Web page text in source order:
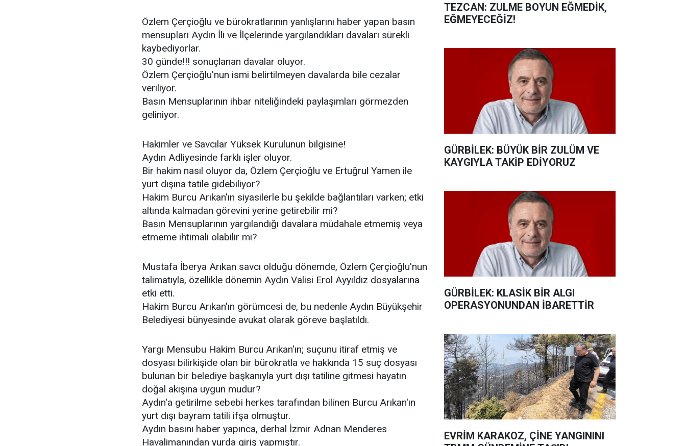
Özlem Çerçioğlu ve bürokratlarının yanlışlarını haber yapan basın
mensupları Aydın İli ve İlçelerinde yargılandıkları davaları sürekli
kaybediyorlar.
30 günde!!! sonuçlanan davalar oluyor.
Özlem Çerçioğlu'nun ismi belirtilmeyen davalarda bile cezalar
veriliyor.
Basın Mensuplarının ihbar niteliğindeki paylaşımları görmezden
geliniyor.
Hakimler ve Savcılar Yüksek Kurulunun bilgisine!
Aydın Adliyesinde farklı işler oluyor.
Bir hakim nasıl oluyor da, Özlem Çerçioğlu ve Ertuğrul Yamen ile
yurt dışına tatile gidebiliyor?
Hakim Burcu Arıkan'ın siyasilerle bu şekilde bağlantıları varken; etki
altında kalmadan görevini yerine getirebilir mi?
Basın Mensuplarının yargılandığı davalara müdahale etmemiş veya
etmeme ihtimali olabilir mi?
Mustafa İberya Arıkan savcı olduğu dönemde, Özlem Çerçioğlu'nun
talimatıyla, özellikle dönemin Aydın Valisi Erol Ayyıldız dosyalarına
etki etti.
Hakim Burcu Arıkan'ın görümcesi de, bu nedenle Aydın Büyükşehir
Belediyesi bünyesinde avukat olarak göreve başlatıldı.
Yargı Mensubu Hakim Burcu Arıkan'ın; suçunu itiraf etmiş ve
dosyası bilirkişide olan bir bürokratla ve hakkında 15 suç dosyası
bulunan bir belediye başkanıyla yurt dışı tatiline gitmesi hayatın
doğal akışına uygun mudur?
Aydın'a getirilme sebebi herkes tarafından bilinen Burcu Arıkan'ın
yurt dışı bayram tatili ifşa olmuştur.
Aydın basını haber yapınca, derhal İzmir Adnan Menderes
Havalimanından yurda giriş yapmıştır.
TEZCAN: ZULME BOYUN EĞMEDİK,
EĞMEYECEĞİZ!
GÜRBİLEK: BÜYÜK BİR ZULÜM VE
KAYGIYLA TAKİP EDİYORUZ
GÜRBİLEK: KLASİK BİR ALGI
OPERASYONUNDAN İBARETTİR
EVRİM KARAKOZ, ÇİNE YANGININI